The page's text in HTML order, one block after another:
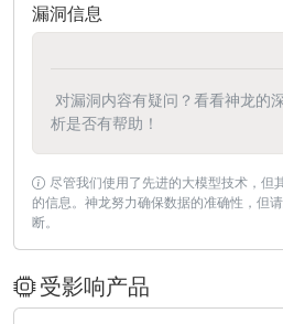
漏洞信息
对漏洞内容有疑问？看看神龙的
析是否有帮助！
尽管我们使用了先进的大模型技术，但
的信息。神龙努力确保数据的准确性，但
断。
受影响产品